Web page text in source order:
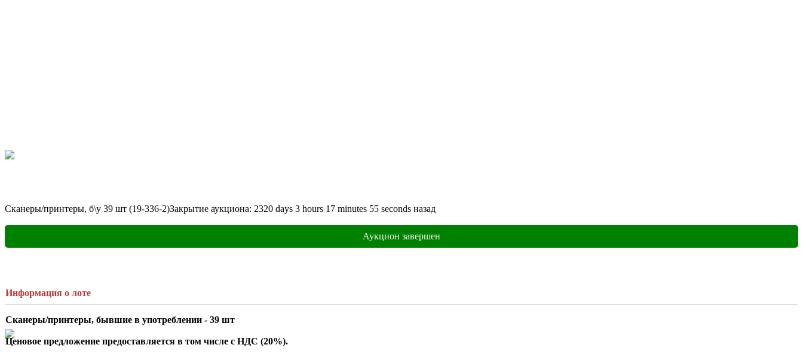
Сканеры/принтеры, б\у 39 шт (19-336-2)Закрытие аукциона: 2320 days 3 hours 17 minutes 55 seconds назад
Аукцион завершен
Информация о лоте
Сканеры/принтеры, бывшие в употреблении - 39 шт
Ценовое предложение предоставляется в том числе с НДС (20%).